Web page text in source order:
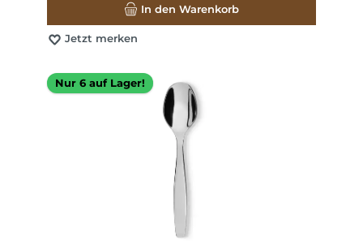
In den Warenkorb
Jetzt merken
Nur 6 auf Lager!